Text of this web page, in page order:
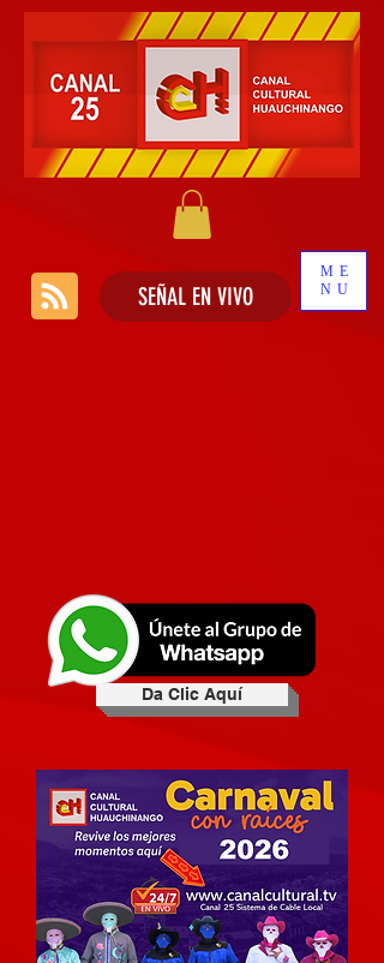
ME
NU
SEÑAL EN VIVO
Da Clic Aquí